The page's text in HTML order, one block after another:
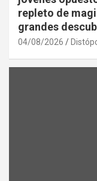
repleto de
grandes
04/08/2026